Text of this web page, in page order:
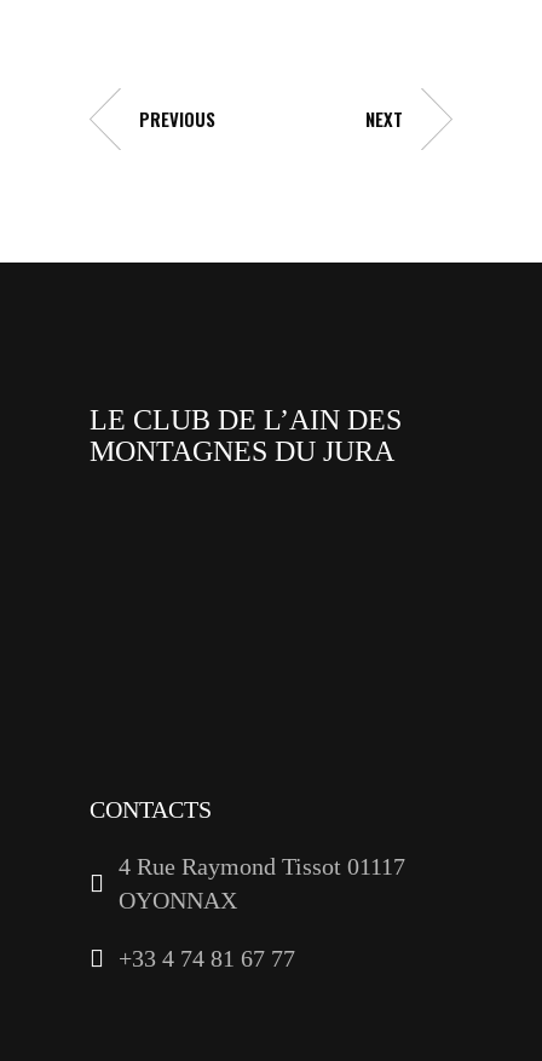
PREVIOUS NEXT
LE CLUB DE L’AIN DES
MONTAGNES DU JURA
CONTACTS
4 Rue Raymond Tissot 01117
OYONNAX
+33 4 74 81 67 77